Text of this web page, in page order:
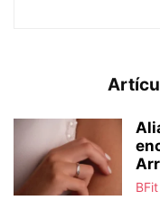
BFit